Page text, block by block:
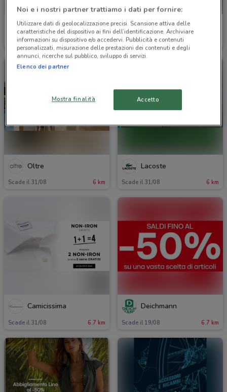
Antony Morato
Scade il 31/08 4.9 km
Globo Moda
Scade il 31/08
Oltre
Scade il 31/08 6 km
Lacoste
Scade il 31/08 6 km
Camicissima
Scade il 31/08 6.7 km
Deichmann
Scade il 19/08 6.7 km
Noi e i nostri partner trattiamo i dati per fornire:
Utilizzare dati di geolocalizzazione precisi. Scansione attiva delle
caratteristiche del dispositivo ai fini dell’identificazione. Archiviare
informazioni su dispositivo e/o accedervi. Pubblicità e contenuti
personalizzati, misurazione delle prestazioni dei contenuti e degli
annunci, ricerche sul pubblico, sviluppo di servizi.
Elenco dei partner
Mostra finalità Accetto